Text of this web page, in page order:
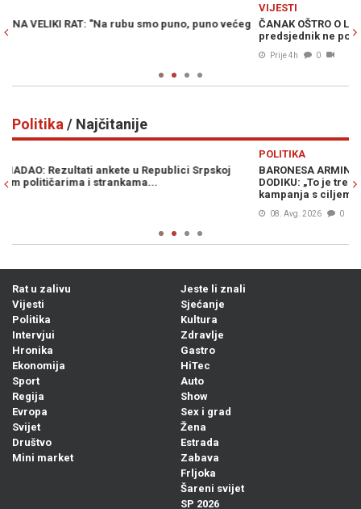
ČANAK OŠTRO O LAŽNIM TEZAMA VUČIĆA I DODIKA: "Srpski
predsjednik ne postoji, postoji predsjednik Srbije" (VIDEO)
Politika / Najčitanije
BARONESA ARMINKA HELIĆ O UVOĐENJU NOVIH SANKCIJA
DODIKU: „To je trebalo odavno učiniti. Ovo je kontinuirana
Rat u zalivu
Vijesti
Politika
Intervjui
Hronika
Ekonomija
Sport
Regija
Evropa
Svijet
Društvo
Mini market
Jeste li znali
Sjećanje
Kultura
Zdravlje
Gastro
HiTec
Auto
Show
Sex i grad
Žena
Estrada
Zabava
Frljoka
Šareni svijet
SP 2026